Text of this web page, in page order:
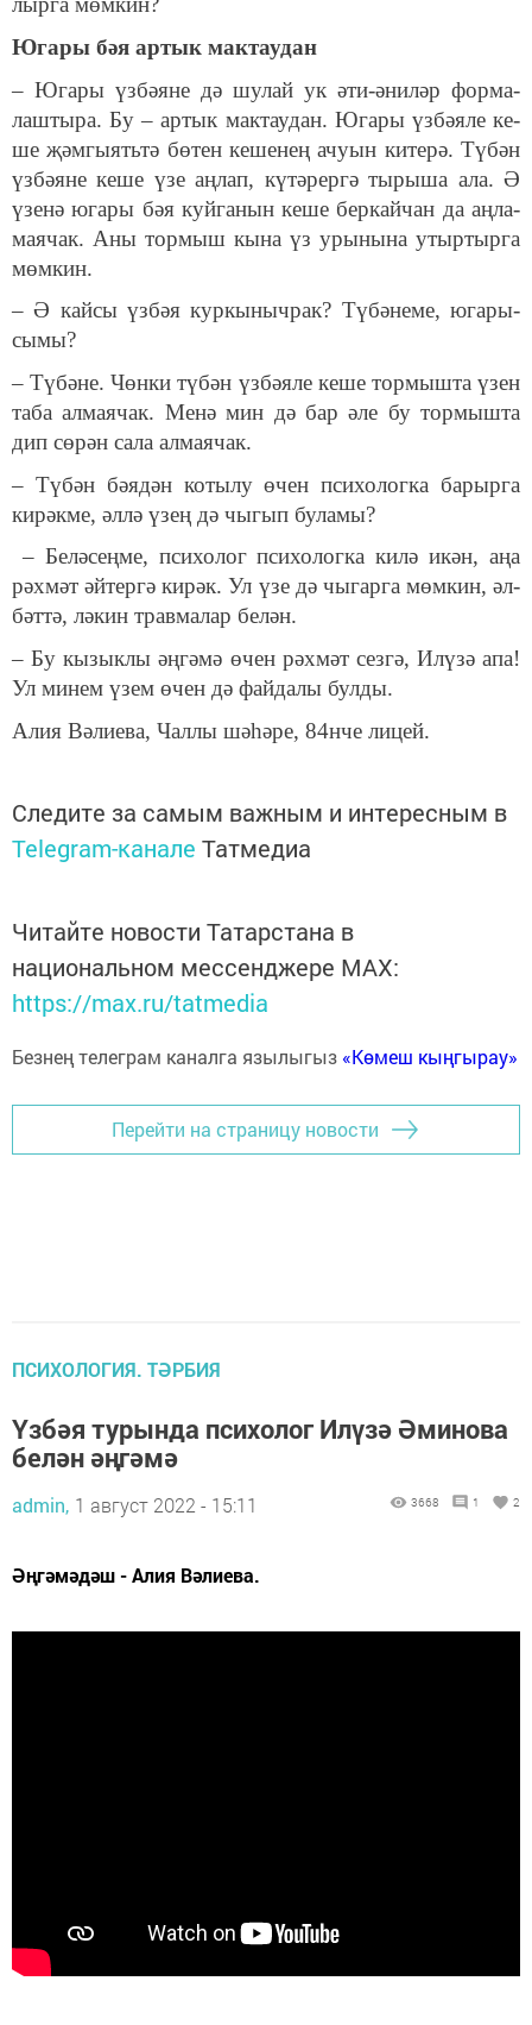
Юга­ры бәя ар­тык мак­тау­дан
– Юга­ры үз­бә­я­не дә шу­лай ук әти-әни­ләр фор­ма­
лаш­ты­ра. Бу – ар­тык мак­тау­дан. Юга­ры үз­бә­я­ле ке­
ше җәм­гы­ять­тә бө­тен ке­ше­нең ачу­ын ки­те­рә. Тү­бән
үз­бә­я­не ке­ше үзе аң­лап, кү­тә­рер­гә ты­ры­ша ала. Ә
үзе­нә юга­ры бәя куй­га­нын ке­ше бер­кай­чан да аң­ла­
ма­я­чак. Аны тор­мыш кы­на үз уры­ны­на утыр­тыр­га
мөм­кин.
– Ә кай­сы үз­бәя кур­кы­ныч­рак? Тү­бә­не­ме, юга­ры­
сы­мы?
– Тү­бә­не. Чөн­ки тү­бән үз­бә­я­ле ке­ше тор­мыш­та үзен
та­ба ал­ма­я­чак. Ме­нә мин дә бар әле бу тор­мыш­та
дип сө­рән са­ла ал­ма­я­чак.
– Тү­бән бә­я­дән ко­ты­лу өчен пси­хо­лог­ка ба­рыр­га
ки­рәк­ме, әл­лә үзең дә чы­гып бу­ла­мы?
– Бе­лә­сең­ме, пси­хо­лог пси­хо­лог­ка ки­лә икән, аңа
рәх­мәт әй­тер­гә ки­рәк. Ул үзе дә чы­гар­га мөм­кин, әл­
бәт­тә, лә­кин трав­ма­лар бе­лән.
– Бу кы­зык­лы әң­гә­мә өчен рәх­мәт сез­гә, Илү­зә апа!
Ул ми­нем үзем өчен дә фай­да­лы бул­ды.
Алия Вә­ли­е­ва, Чал­лы шә­һә­ре, 84нче ли­цей.
Следите за самым важным и интересным в
Telegram-канале Татмедиа
Читайте новости Татарстана в
национальном мессенджере MАХ:
https://max.ru/tatmedia
Безнең телеграм каналга язылыгыз «Көмеш кыңгырау»
Перейти на страницу новости
ПСИХОЛОГИЯ. ТӘРБИЯ
Үзбәя турында психолог Илүзә Әминова
белән әңгәмә
admin, 1 август 2022 - 15:11 3668 1 2
Әңгәмәдәш - Алия Вәлиева.